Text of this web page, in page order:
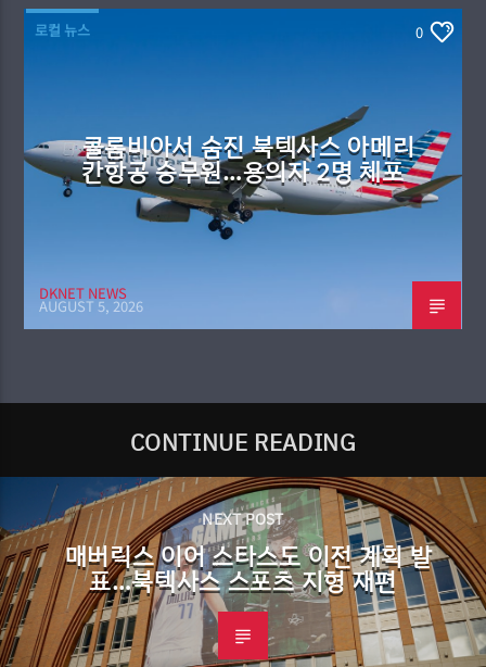
로컬 뉴스 0
콜롬비아서 숨진 북텍사스 아메리
칸항공 승무원…용의자 2명 체포
DKNET NEWS
AUGUST 5, 2026
CONTINUE READING
NEXT POST
매버릭스 이어 스타스도 이전 계획 발
표…북텍사스 스포츠 지형 재편